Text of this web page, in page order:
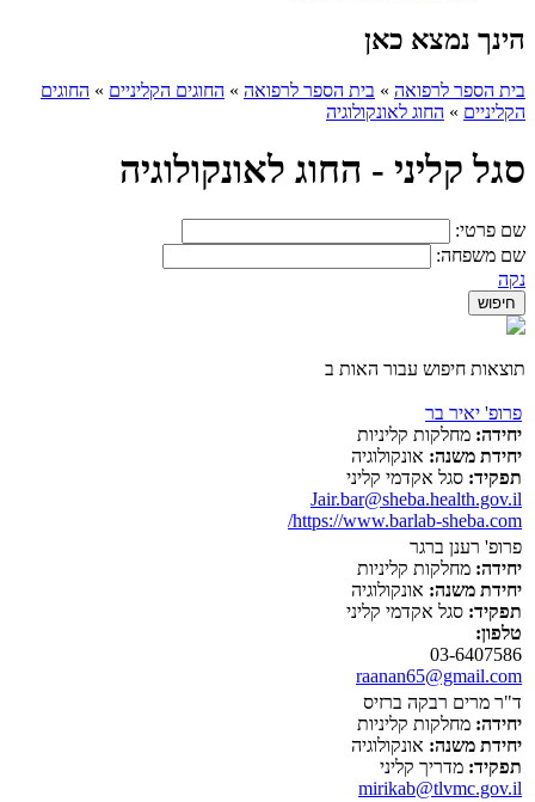
הינך נמצא כאן
בית הספר לרפואה » בית הספר לרפואה » החוגים הקליניים » החוגים
הקליניים » החוג לאונקולוגיה
סגל קליני - החוג לאונקולוגיה
שם פרטי:
שם משפחה:
נקה
תוצאות חיפוש עבור האות ב
פרופ' יאיר בר
יחידה: מחלקות קליניות
יחידת משנה: אונקולוגיה
תפקיד: סגל אקדמי קליני
Jair.bar@sheba.health.gov.il
https://www.barlab-sheba.com/
פרופ' רענן ברגר
יחידה: מחלקות קליניות
יחידת משנה: אונקולוגיה
תפקיד: סגל אקדמי קליני
טלפון:
03-6407586
raanan65@gmail.com
ד"ר מרים רבקה ברזיס
יחידה: מחלקות קליניות
יחידת משנה: אונקולוגיה
תפקיד: מדריך קליני
mirikab@tlvmc.gov.il